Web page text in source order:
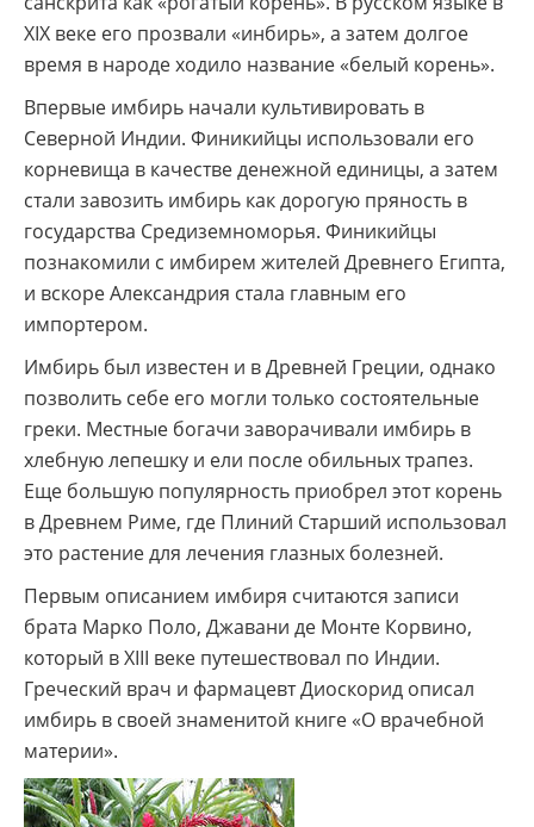
XIX веке его прозвали «инбирь», а затем долгое
время в народе ходило название «белый корень».
Впервые имбирь начали культивировать в
Северной Индии. Финикийцы использовали его
корневища в качестве денежной единицы, а затем
стали завозить имбирь как дорогую пряность в
государства Средиземноморья. Финикийцы
познакомили с имбирем жителей Древнего Египта,
и вскоре Александрия стала главным его
импортером.
Имбирь был известен и в Древней Греции, однако
позволить себе его могли только состоятельные
греки. Местные богачи заворачивали имбирь в
хлебную лепешку и ели после обильных трапез.
Еще большую популярность приобрел этот корень
в Древнем Риме, где Плиний Старший использовал
это растение для лечения глазных болезней.
Первым описанием имбиря считаются записи
брата Марко Поло, Джавани де Монте Корвино,
который в XIII веке путешествовал по Индии.
Греческий врач и фармацевт Диоскорид описал
имбирь в своей знаменитой книге «О врачебной
материи».